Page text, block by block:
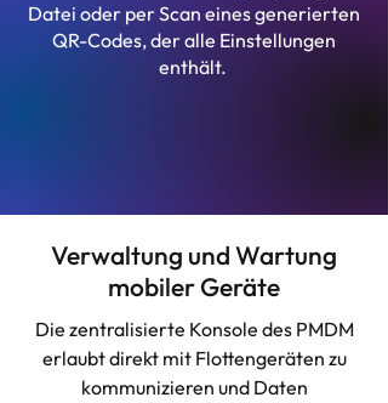
Datei oder per Scan eines generierten
QR-Codes, der alle Einstellungen
enthält.
Verwaltung und Wartung
mobiler Geräte
Die zentralisierte Konsole des PMDM
erlaubt direkt mit Flottengeräten zu
kommunizieren und Daten